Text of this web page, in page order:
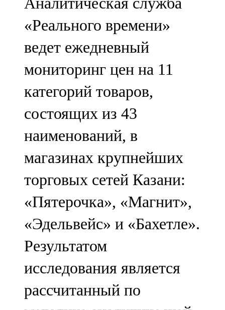
«Реального времени»
ведет ежедневный
мониторинг цен на 11
категорий товаров,
состоящих из 43
наименований, в
магазинах крупнейших
торговых сетей Казани:
«Пятерочка», «Магнит»,
«Эдельвейс» и «Бахетле».
Результатом
исследования является
рассчитанный по